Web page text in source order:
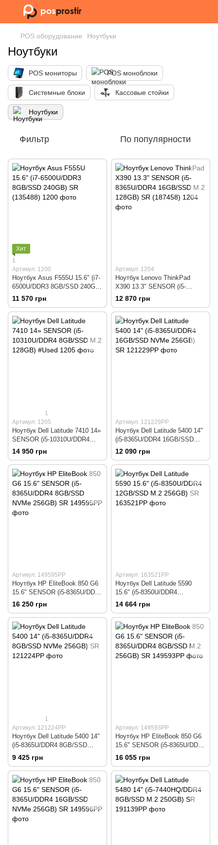
POS оборудование Ноутбуки
Ноутбуки
POS мониторы POS моноблоки
Системные блоки Кассовые стойки
Ноутбуки
Фильтр По популярности
Хит
1
Артикул: 1200
Ноутбук Asus F555U 15.6" (i7-
6500U/DDR3 8GB/SSD 240GB)
SR (135488)
11 570 грн
Артикул: 1204
Ноутбук Lenovo ThinkPad
X390 13.3" SENSOR (i5-
8365U/DDR4 16GB/SSD M.2
128GB) SR (187458)
12 870 грн
1
Артикул: 1205
Ноутбук Dell Latitude 7410 14»
SENSOR (i5-10310U/DDR4
8GB/SSD M.2 128GB) #Used
14 950 грн
Артикул: 121229РР
Ноутбук Dell Latitude 5400 14"
(i5-8365U/DDR4 16GB/SSD
NVMe 256GB) SR
12 090 грн
Артикул: 149595РР
Ноутбук HP EliteBook 850 G6
15.6" SENSOR (i5-8365U/DDR4
8GB/SSD NVMe 256GB) SR
16 250 грн
Артикул: 163521РР
Ноутбук Dell Latitude 5590
15.6" (i5-8350U/DDR4
12GB/SSD M.2 256GB) SR
14 664 грн
1
Артикул: 121224РР
Ноутбук Dell Latitude 5400 14"
(i5-8365U/DDR4 8GB/SSD
NVMe 256GB) SR
9 425 грн
Артикул: 149593РР
Ноутбук HP EliteBook 850 G6
15.6" SENSOR (i5-8365U/DDR4
8GB/SSD M.2 256GB) SR
16 055 грн